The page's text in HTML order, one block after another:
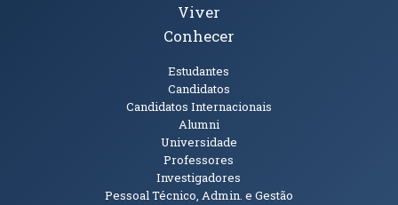
Viver
Conhecer
Estudantes
Candidatos
Candidatos Internacionais
Alumni
Universidade
Professores
Investigadores
Pessoal Técnico, Admin. e Gestão